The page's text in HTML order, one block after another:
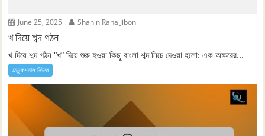
June 25, 2025 Shahin Rana Jibon
খ দিয়ে শব্দ গঠন
খ দিয়ে শব্দ গঠন “খ” দিয়ে শুরু হওয়া কিছু বাংলা শব্দ নিচে দেওয়া হলো: এক অক্ষরের...
এডুকেশনাল নিউজ